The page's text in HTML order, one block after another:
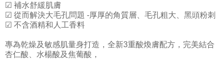
☑ 補水舒緩肌膚
☑ 從而解決大毛孔問題 -厚厚的角質層、毛孔粗大、黑頭粉刺
☑ 不含酒精和人工香料
專為乾燥及敏感肌量身打造，全新3重酸煥膚配方，完美結合
杏仁酸、水楊酸及焦葡酸，